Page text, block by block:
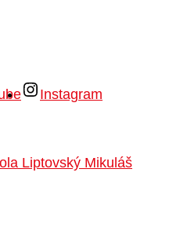
Instagram